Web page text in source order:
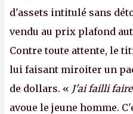
d'assets intitulé sans
vendu au prix plafond
Contre toute attente, le
lui faisant miroiter un
de dollars. « J'ai failli
avoue le jeune homme.